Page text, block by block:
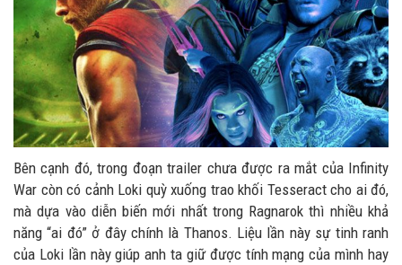
Bên cạnh đó, trong đoạn trailer chưa được ra mắt của Infinity
War còn có cảnh Loki quỳ xuống trao khối Tesseract cho ai đó,
mà dựa vào diễn biến mới nhất trong Ragnarok thì nhiều khả
năng “ai đó” ở đây chính là Thanos. Liệu lần này sự tinh ranh
của Loki lần này giúp anh ta giữ được tính mạng của mình hay